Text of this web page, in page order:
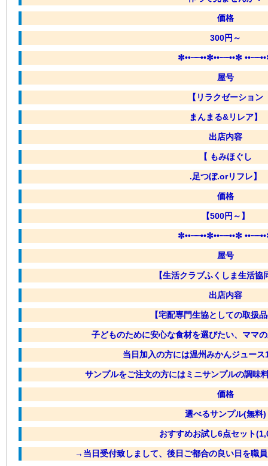
価格
300円～
✼••┈┈••✼••┈┈••✼
屋号
【リラクゼーション
まんまる&リレア】
出店内容
【 もみほぐし
.足つぼ.orリフレ】
価格
【500円～】
✼••┈┈••✼••┈┈••✼
屋号
【生活クラブふくしま生活協
出店内容
【宅配専門生協としての取扱
子どものために安心な食材を選びたい、ママ
当日加入の方には温州みかんジュース
サンプルをご注文の方にはミニサンプルの調味
価格
選べるサンプル(無料)
おすすめお試し6点セット
→当日受付致しまして、後日ご都合の良い日を職